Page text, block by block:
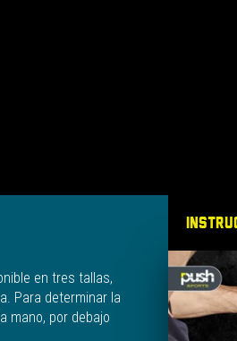
en tres tallas,
Para determinar la
mano, por debajo